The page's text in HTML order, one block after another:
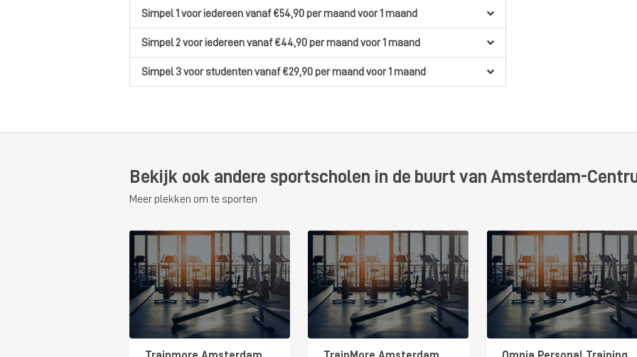
Simpel 1voor iedereenvanaf €54,90per maandvoor 1 maand
Simpel 2voor iedereenvanaf €44,90per maandvoor 1 maand
Simpel 3voor studentenvanaf €29,90per maandvoor 1 maand
Bekijk ook andere sportscholen in de buurt van Amsterdam-
Meer plekken om te sporten